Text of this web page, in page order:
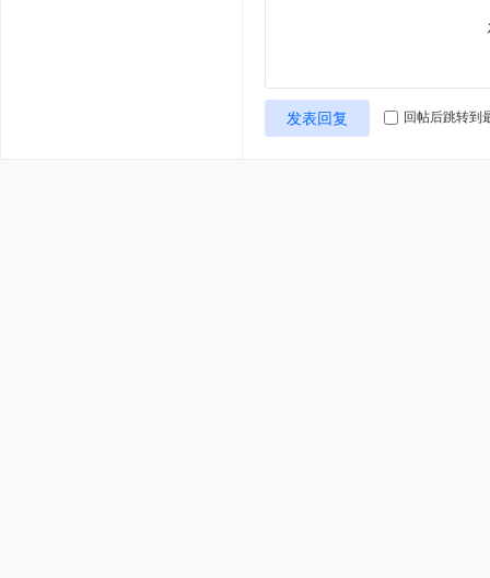
发表回复 回帖后跳转到